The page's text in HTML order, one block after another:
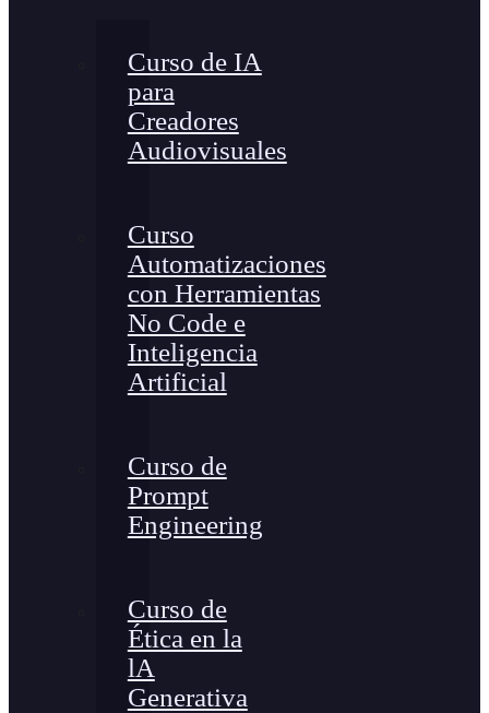
Curso de IA
para
Creadores
Audiovisuales
Curso
Automatizaciones
con Herramientas
No Code e
Inteligencia
Artificial
Curso de
Prompt
Engineering
Curso de
Ética en la
lA
Generativa